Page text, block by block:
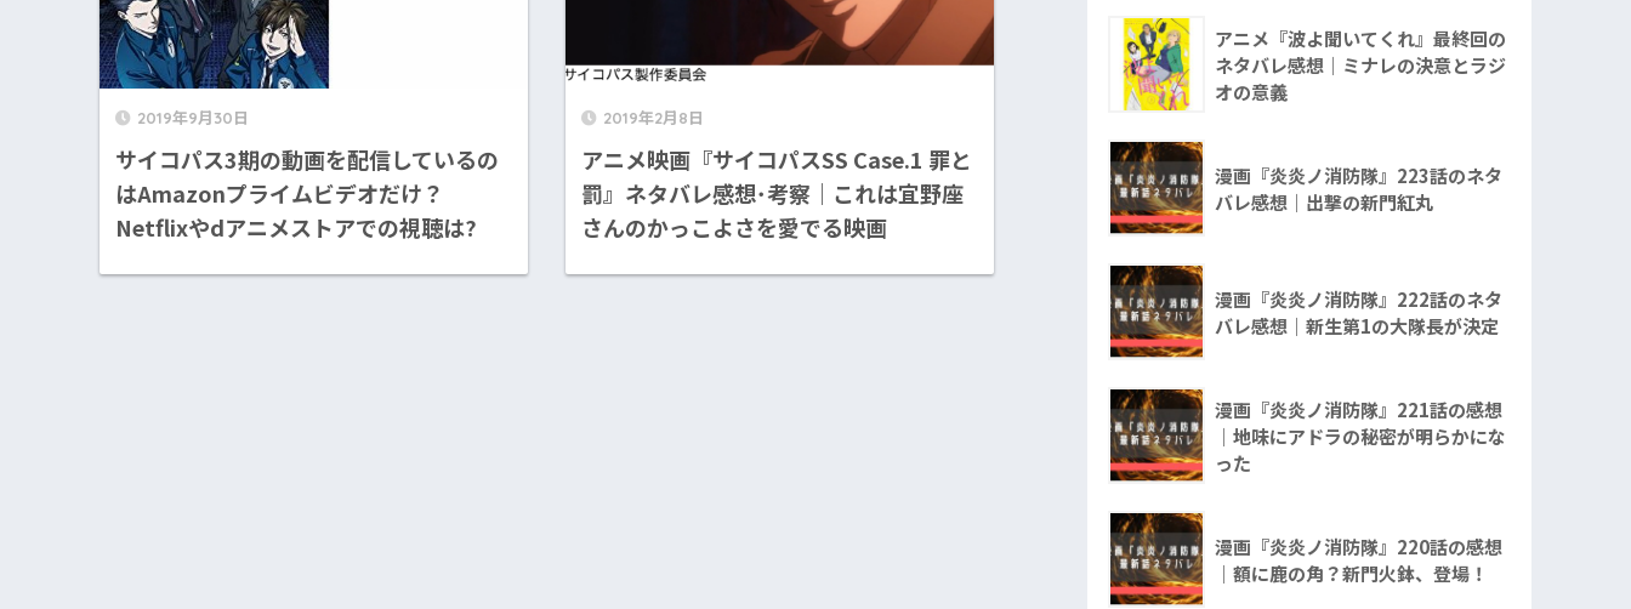
2019年9月30日
サイコパス3期の動画を配信しているの
はAmazonプライムビデオだけ？
Netflixやdアニメストアでの視聴は?
2019年2月8日
アニメ映画『サイコパスSS Case.1 罪と
罰』ネタバレ感想･考察｜これは宜野座
さんのかっこよさを愛でる映画
アニメ『波よ聞いてくれ』最終回の
ネタバレ感想｜ミナレの決意とラジ
オの意義
漫画『炎炎ノ消防隊』223話のネタ
バレ感想｜出撃の新門紅丸
漫画『炎炎ノ消防隊』222話のネタ
バレ感想｜新生第1の大隊長が決定
漫画『炎炎ノ消防隊』221話の感想
｜地味にアドラの秘密が明らかにな
った
漫画『炎炎ノ消防隊』220話の感想
｜額に鹿の角？新門火鉢、登場！